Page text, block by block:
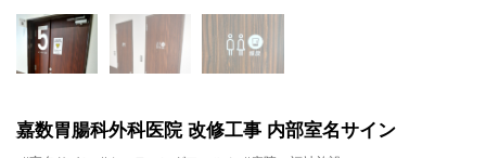
嘉数胃腸科外科医院 改修工事 内部室名サイン